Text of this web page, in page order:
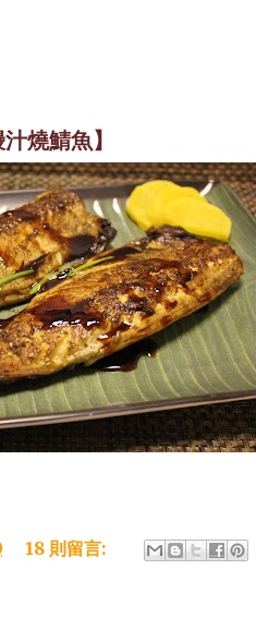
汁燒鯖魚】
18 則留言: